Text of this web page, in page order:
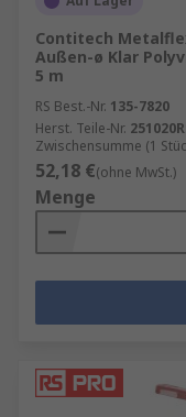
Contitech
Außen-ø Klar
5 m
RS Best.-Nr. 135-7820
Herst. Teile-Nr.
Zwischensumme (1
52,18 €(ohne MwSt.)
Menge